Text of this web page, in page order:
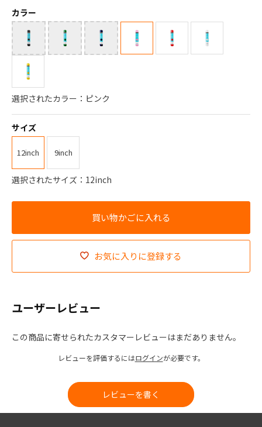
カラー
選択されたカラー：ピンク
サイズ
12inch 9inch
選択されたサイズ：12inch
お気に入りに登録する
ユーザーレビュー
この商品に寄せられたカスタマーレビューはまだありません。
レビューを評価するにはログインが必要です。
レビューを書く